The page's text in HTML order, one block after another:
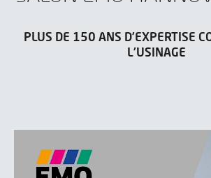
PLUS DE 150 ANS D’EXPERTISE
L’USINAGE